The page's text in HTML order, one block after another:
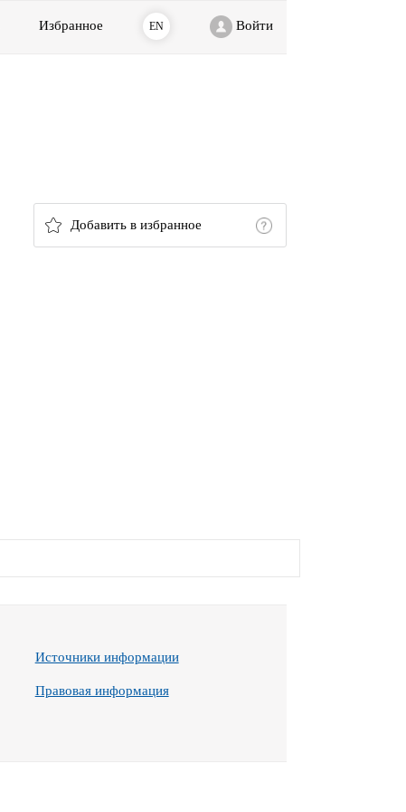
Избранное EN Войти
Добавить в избранное
Источники информации
Правовая информация